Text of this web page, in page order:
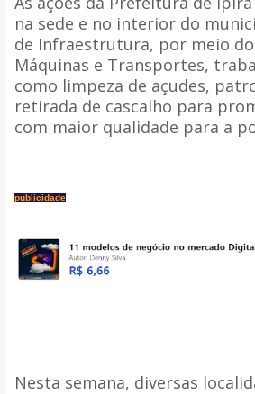
na sede e no interior do
de Infraestrutura, por meio
Máquinas e Transportes,
como limpeza de açudes,
retirada de cascalho para
com maior qualidade para a
publicidade
Nesta semana, diversas